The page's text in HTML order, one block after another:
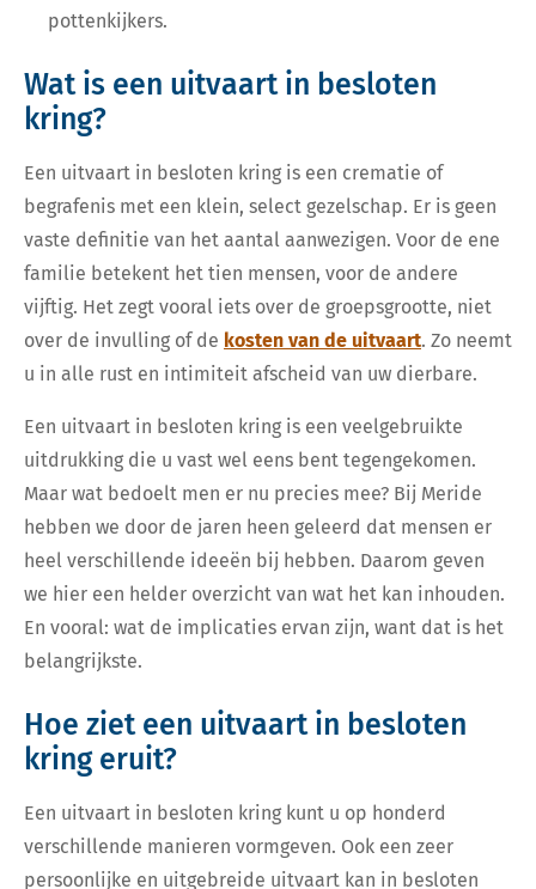
pottenkijkers.
Wat is een uitvaart in besloten
kring?
Een uitvaart in besloten kring is een crematie of
begrafenis met een klein, select gezelschap. Er is geen
vaste definitie van het aantal aanwezigen. Voor de ene
familie betekent het tien mensen, voor de andere
vijftig. Het zegt vooral iets over de groepsgrootte, niet
over de invulling of de kosten van de uitvaart. Zo neemt
u in alle rust en intimiteit afscheid van uw dierbare.
Een uitvaart in besloten kring is een veelgebruikte
uitdrukking die u vast wel eens bent tegengekomen.
Maar wat bedoelt men er nu precies mee? Bij Meride
hebben we door de jaren heen geleerd dat mensen er
heel verschillende ideeën bij hebben. Daarom geven
we hier een helder overzicht van wat het kan inhouden.
En vooral: wat de implicaties ervan zijn, want dat is het
belangrijkste.
Hoe ziet een uitvaart in besloten
kring eruit?
Een uitvaart in besloten kring kunt u op honderd
verschillende manieren vormgeven. Ook een zeer
persoonlijke en uitgebreide uitvaart kan in besloten